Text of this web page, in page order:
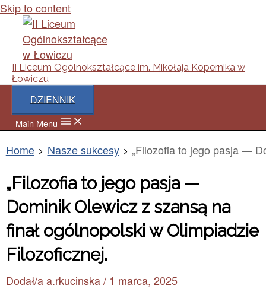
Skip to content
II Liceum Ogólnokształcące im. Mikołaja Kopernika w
Łowiczu
DZIENNIK
Main Menu
Home Nasze sukcesy „Filozofia to jego pasja —
„Filozofia to jego pasja —
Dominik Olewicz z szansą na
finał ogólnopolski w Olimpiadzie
Filozoficznej.
Dodał/a a.rkucinska/ 1 marca, 2025